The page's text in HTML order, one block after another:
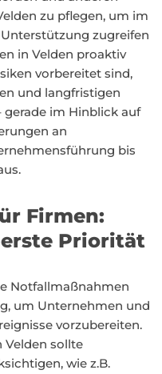
zu pflegen, um im
zugreifen
in Velden proaktiv
vorbereitet sind,
und langfristigen
gerade im Hinblick auf
an
bis
Firmen:
Priorität
Notfallmaßnahmen
um Unternehmen und
vorzubereiten.
Velden sollte
wie z.B.